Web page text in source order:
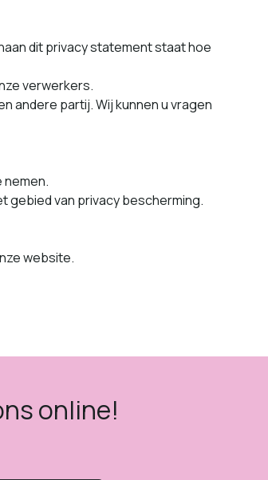
dit pri­va­cy state­ment staat hoe
verwerkers.
andere par­tij. Wij kun­nen u vra­gen
nemen.
gebied van pri­va­cy bescherming.
website.
online!